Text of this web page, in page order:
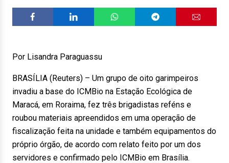
Por Lisandra Paraguassu
BRASÍLIA (Reuters) – Um grupo de oito garimpeiros
invadiu a base do ICMBio na Estação Ecológica de
Maracá, em Roraima, fez três brigadistas reféns e
roubou materiais apreendidos em uma operação de
fiscalização feita na unidade e também equipamentos do
próprio órgão, de acordo com relato feito por um dos
servidores e confirmado pelo ICMBio em Brasília.